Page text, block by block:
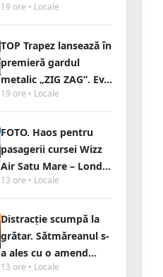
19 ore • Locale
TOP Trapez lansează în
premieră gardul
metalic „ZIG ZAG”. Ev...
19 ore • Locale
FOTO. Haos pentru
pasagerii cursei Wizz
Air Satu Mare – Lond...
13 ore • Locale
Distracție scumpă la
grătar. Sătmăreanul s-
a ales cu o amend...
13 ore • Locale